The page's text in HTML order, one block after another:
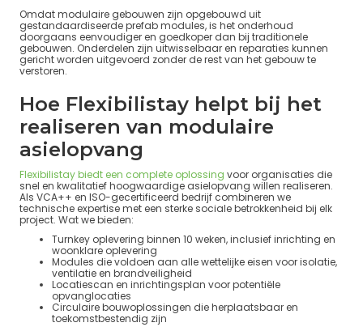
Omdat modulaire gebouwen zijn opgebouwd uit
gestandaardiseerde prefab modules, is het onderhoud
doorgaans eenvoudiger en goedkoper dan bij traditionele
gebouwen. Onderdelen zijn uitwisselbaar en reparaties kunnen
gericht worden uitgevoerd zonder de rest van het gebouw te
verstoren.
Hoe Flexibilistay helpt bij het
realiseren van modulaire
asielopvang
Flexibilistay biedt een complete oplossing voor organisaties die
snel en kwalitatief hoogwaardige asielopvang willen realiseren.
Als VCA++ en ISO-gecertificeerd bedrijf combineren we
technische expertise met een sterke sociale betrokkenheid bij elk
project. Wat we bieden:
Turnkey oplevering binnen 10 weken, inclusief inrichting en
woonklare oplevering
Modules die voldoen aan alle wettelijke eisen voor isolatie,
ventilatie en brandveiligheid
Locatiescan en inrichtingsplan voor potentiële
opvanglocaties
Circulaire bouwoplossingen die herplaatsbaar en
toekomstbestendig zijn